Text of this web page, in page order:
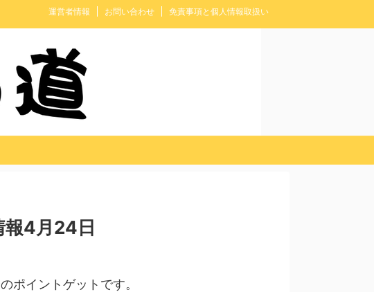
運営者情報 お問い合わせ 免責事項と個人情報取扱い
報4月24日
ポイントゲットです。